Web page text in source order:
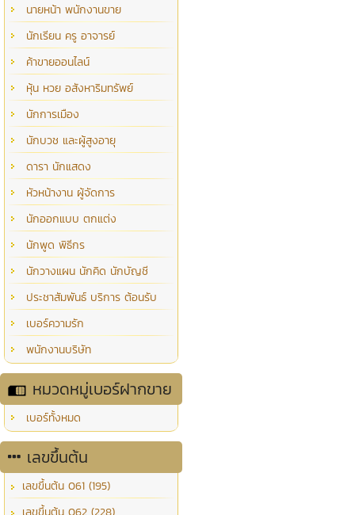
นายหน้า พนักงานขาย
นักเรียน ครู อาจารย์
ค้าขายออนไลน์
หุ้น หวย อสังหาริมทรัพย์
นักการเมือง
นักบวช และผู้สูงอายุ
ดารา นักแสดง
หัวหน้างาน ผู้จัดการ
นักออกแบบ ตกแต่ง
นักพูด พิธีกร
นักวางแผน นักคิด นักบัญชี
ประชาสัมพันธ์ บริการ ต้อนรับ
เบอร์ความรัก
พนักงานบริษัท
หมวดหมู่เบอร์ฝากขาย
เบอร์ทั้งหมด
เลขขึ้นต้น
เลขขึ้นต้น 061 (195)